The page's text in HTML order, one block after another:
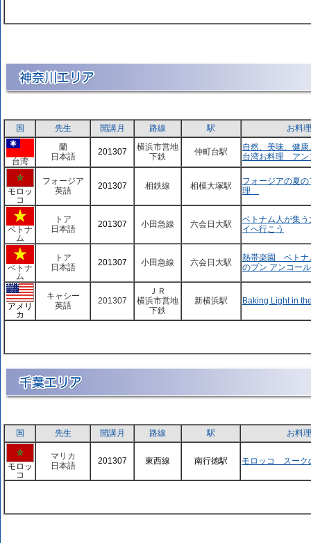
国 先生 開講月 路線 駅 お料
台湾
蘭
日本語
201307
横浜市営地
下鉄
仲町台駅
自然、美味、健
台湾お料理 アン
モロッ
コ
フォージア
英語
201307 相鉄線 相模大塚駅
フォージアの夏
理
ベトナ
ム
トア
日本語
201307 小田急線 六会日大駅
ベトナム人が集
イへ行こう
ベトナ
ム
トア
日本語
201307 小田急線 六会日大駅
熱帯楽園 ベトナ
のブン アンコール
アメリ
カ
キャシー
英語
201307
ＪＲ
横浜市営地
下鉄
新横浜駅 Baking Light in
国 先生 開講月 路線 駅 お料
モロッ
コ
マリカ
日本語
201307 東西線 南行徳駅 モロッコ スーク